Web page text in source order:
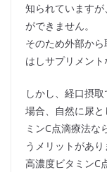
知られています
ができません。
そのため外部か
はしサプリメント
しかし、経口摂
場合、自然に尿
ミンC点滴療法な
うメリットがあり
高濃度ビタミンC